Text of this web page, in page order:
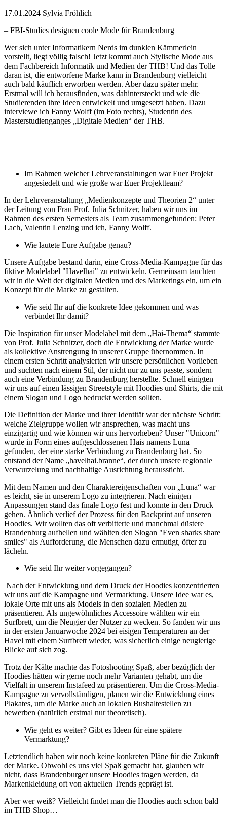
17.01.2024 Sylvia Fröhlich
– FBI-Studies designen coole Mode für Brandenburg
Wer sich unter Informatikern Nerds im dunklen Kämmerlein
vorstellt, liegt völlig falsch! Jetzt kommt auch Stylische Mode aus
dem Fachbereich Informatik und Medien der THB! Und das Tolle
daran ist, die entworfene Marke kann in Brandenburg vielleicht
auch bald käuflich erworben werden. Aber dazu später mehr.
Erstmal will ich herausfinden, was dahintersteckt und wie die
Studierenden ihre Ideen entwickelt und umgesetzt haben. Dazu
interviewe ich Fanny Wolff (im Foto rechts), Studentin des
Masterstudienganges „Digitale Medien“ der THB.
Im Rahmen welcher Lehrveranstaltungen war Euer Projekt
angesiedelt und wie große war Euer Projektteam?
In der Lehrveranstaltung „Medienkonzepte und Theorien 2“ unter
der Leitung von Frau Prof. Julia Schnitzer, haben wir uns im
Rahmen des ersten Semesters als Team zusammengefunden: Peter
Lach, Valentin Lenzing und ich, Fanny Wolff.
Wie lautete Eure Aufgabe genau?
Unsere Aufgabe bestand darin, eine Cross-Media-Kampagne für das
fiktive Modelabel "Havelhai" zu entwickeln. Gemeinsam tauchten
wir in die Welt der digitalen Medien und des Marketings ein, um ein
Konzept für die Marke zu gestalten.
Wie seid Ihr auf die konkrete Idee gekommen und was
verbindet Ihr damit?
Die Inspiration für unser Modelabel mit dem „Hai-Thema“ stammte
von Prof. Julia Schnitzer, doch die Entwicklung der Marke wurde
als kollektive Anstrengung in unserer Gruppe übernommen. In
einem ersten Schritt analysierten wir unsere persönlichen Vorlieben
und suchten nach einem Stil, der nicht nur zu uns passte, sondern
auch eine Verbindung zu Brandenburg herstellte. Schnell einigten
wir uns auf einen lässigen Streetstyle mit Hoodies und Shirts, die mit
einem Slogan und Logo bedruckt werden sollten.
Die Definition der Marke und ihrer Identität war der nächste Schritt:
welche Zielgruppe wollen wir ansprechen, was macht uns
einzigartig und wie können wir uns hervorheben? Unser "Unicorn"
wurde in Form eines aufgeschlossenen Hais namens Luna
gefunden, der eine starke Verbindung zu Brandenburg hat. So
entstand der Name „havelhai.branne“, der durch unsere regionale
Verwurzelung und nachhaltige Ausrichtung heraussticht.
Mit dem Namen und den Charaktereigenschaften von „Luna“ war
es leicht, sie in unserem Logo zu integrieren. Nach einigen
Anpassungen stand das finale Logo fest und konnte in den Druck
gehen. Ähnlich verlief der Prozess für den Backprint auf unseren
Hoodies. Wir wollten das oft verbitterte und manchmal düstere
Brandenburg aufhellen und wählten den Slogan "Even sharks share
smiles" als Aufforderung, die Menschen dazu ermutigt, öfter zu
lächeln.
Wie seid Ihr weiter vorgegangen?
Nach der Entwicklung und dem Druck der Hoodies konzentrierten
wir uns auf die Kampagne und Vermarktung. Unsere Idee war es,
lokale Orte mit uns als Models in den sozialen Medien zu
präsentieren. Als ungewöhnliches Accessoire wählten wir ein
Surfbrett, um die Neugier der Nutzer zu wecken. So fanden wir uns
in der ersten Januarwoche 2024 bei eisigen Temperaturen an der
Havel mit einem Surfbrett wieder, was sicherlich einige neugierige
Blicke auf sich zog.
Trotz der Kälte machte das Fotoshooting Spaß, aber bezüglich der
Hoodies hätten wir gerne noch mehr Varianten gehabt, um die
Vielfalt in unserem Instafeed zu präsentieren. Um die Cross-Media-
Kampagne zu vervollständigen, planen wir die Entwicklung eines
Plakates, um die Marke auch an lokalen Bushaltestellen zu
bewerben (natürlich erstmal nur theoretisch).
Wie geht es weiter? Gibt es Ideen für eine spätere
Vermarktung?
Letztendlich haben wir noch keine konkreten Pläne für die Zukunft
der Marke. Obwohl es uns viel Spaß gemacht hat, glauben wir
nicht, dass Brandenburger unsere Hoodies tragen werden, da
Markenkleidung oft von aktuellen Trends geprägt ist.
Aber wer weiß? Vielleicht findet man die Hoodies auch schon bald
im THB Shop…